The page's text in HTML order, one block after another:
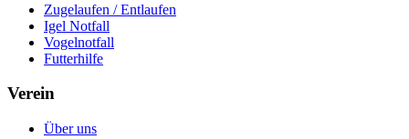
Zugelaufen / Entlaufen
Igel Notfall
Vogelnotfall
Futterhilfe
Verein
Über uns